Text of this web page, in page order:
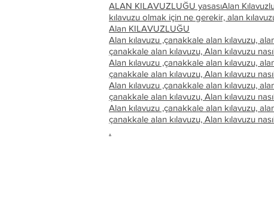
ALAN KILAVUZLUĞU yasasıAlan
kılavuzu olmak için ne gerekir, alan
Alan KILAVUZLUĞU
Alan kılavuzu ,çanakkale alan kılavuzu,
çanakkale alan kılavuzu, Alan kılavuzu
Alan kılavuzu ,çanakkale alan kılavuzu,
çanakkale alan kılavuzu, Alan kılavuzu
Alan kılavuzu ,çanakkale alan kılavuzu,
çanakkale alan kılavuzu, Alan kılavuzu
Alan kılavuzu ,çanakkale alan kılavuzu,
çanakkale alan kılavuzu, Alan kılavuzu
.